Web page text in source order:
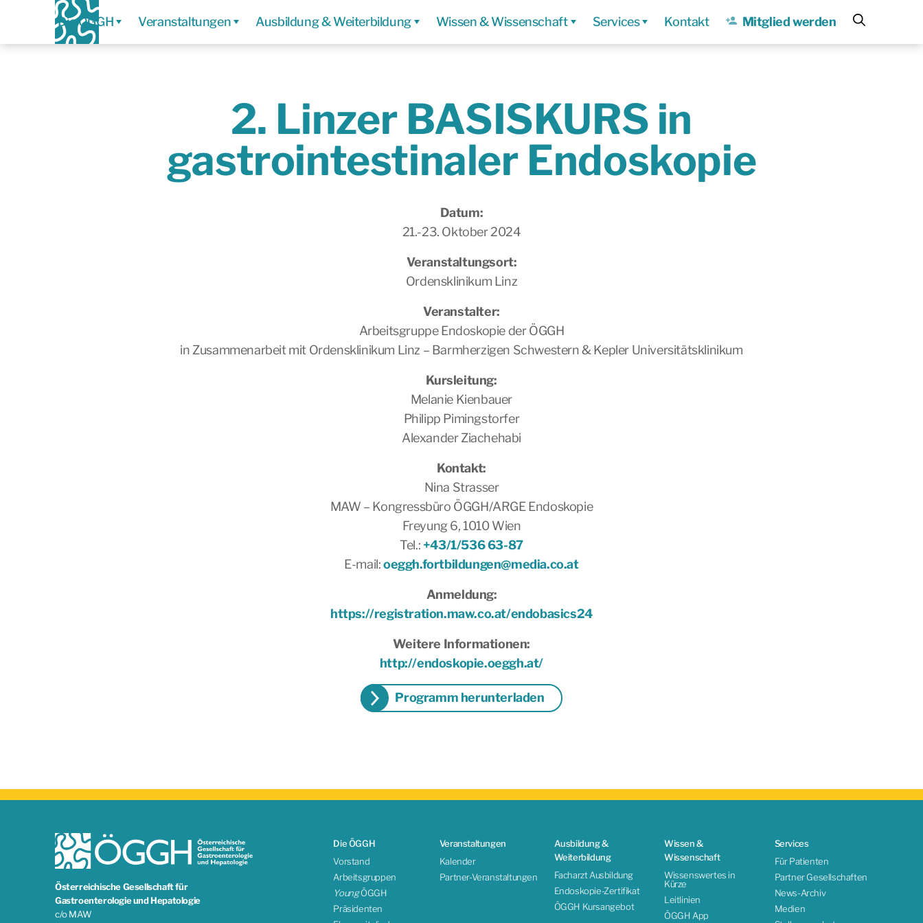
Die ÖGGH Veranstaltungen Ausbildung & Weiterbildung Wissen & Wissenschaft Services Kontakt Mitglied werden
2. Linzer BASISKURS in
gastrointestinaler Endoskopie
Datum:
21.-23. Oktober 2024
Veranstaltungsort:
Ordensklinikum Linz
Veranstalter:
Arbeitsgruppe Endoskopie der ÖGGH
in Zusammenarbeit mit Ordensklinikum Linz – Barmherzigen Schwestern & Kepler Universitätsklinikum
Kursleitung:
Melanie Kienbauer
Philipp Pimingstorfer
Alexander Ziachehabi
Kontakt:
Nina Strasser
MAW – Kongressbüro ÖGGH/ARGE Endoskopie
Freyung 6, 1010 Wien
Tel.:+43/1/536 63-87
E-mail:oeggh.fortbildungen@media.co.at
Anmeldung:
https://registration.maw.co.at/endobasics24
Weitere Informationen:
http://endoskopie.oeggh.at/
Programm herunterladen
Österreichische Gesellschaft für
Gastroenterologie und Hepatologie
c/o MAW
Die ÖGGH
Vorstand
Arbeitsgruppen
YoungÖGGH
Präsidenten
Veranstaltungen
Kalender
Partner-Veranstaltungen
Ausbildung &
Weiterbildung
Facharzt Ausbildung
Endoskopie-Zertifikat
ÖGGH Kursangebot
Wissen &
Wissenschaft
Wissenswertes in
Kürze
Leitlinien
ÖGGH App
Services
Für Patienten
Partner Gesellschaften
News-Archiv
Medien